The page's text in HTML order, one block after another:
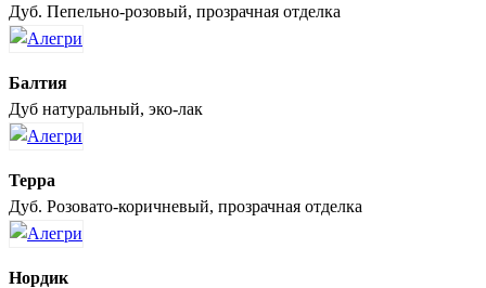
Дуб. Пепельно-розовый, прозрачная отделка
Балтия
Дуб натуральный, эко-лак
Терра
Дуб. Розовато-коричневый, прозрачная отделка
Нордик